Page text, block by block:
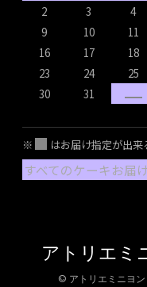
2
3 4
9
10 11
16
17 18
23
24 25
30
31
※ はお届け指定が出来
すべてのケーキお届
アトリエミ
© アトリエミニヨ